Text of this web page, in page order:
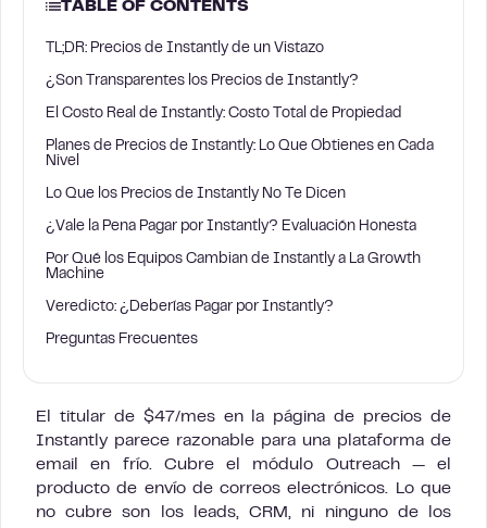
TABLE OF CONTENTS
TL;DR: Precios de Instantly de un Vistazo
¿Son Transparentes los Precios de Instantly?
El Costo Real de Instantly: Costo Total de Propiedad
Planes de Precios de Instantly: Lo Que Obtienes en Cada
Nivel
Lo Que los Precios de Instantly No Te Dicen
¿Vale la Pena Pagar por Instantly? Evaluación Honesta
Por Qué los Equipos Cambian de Instantly a La Growth
Machine
Veredicto: ¿Deberías Pagar por Instantly?
Preguntas Frecuentes
El titular de $47/mes en la página de precios de
Instantly parece razonable para una plataforma de
email en frío. Cubre el módulo Outreach — el
producto de envío de correos electrónicos. Lo que
no cubre son los leads, CRM, ni ninguno de los